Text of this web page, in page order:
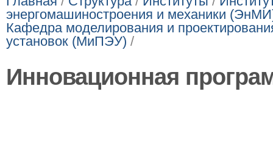
энергомашиностроения и механики
Кафедра моделирования и
установок (МиПЭУ) /
Инновационная